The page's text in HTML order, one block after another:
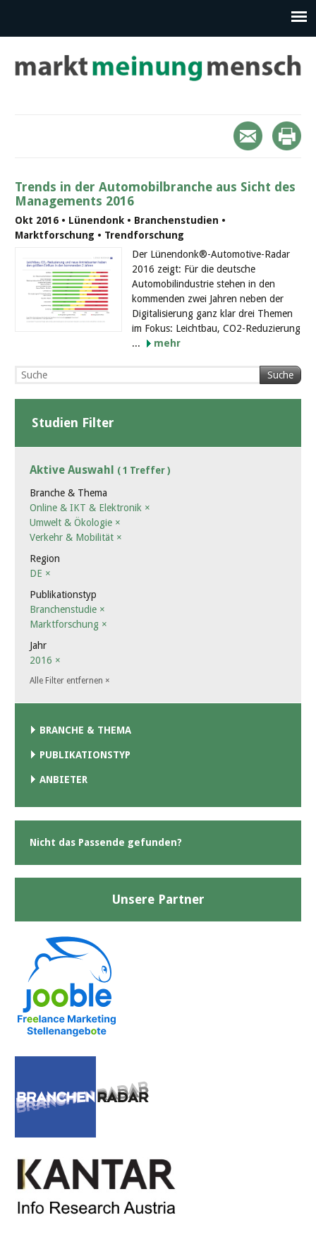
Trends in der Automobilbranche aus Sicht des
Managements 2016
Okt 2016 • Lünendonk • Branchenstudien •
Marktforschung • Trendforschung
Der Lünendonk®-Automotive-Radar
2016 zeigt: Für die deutsche
Automobilindustrie stehen in den
kommenden zwei Jahren neben der
Digitalisierung ganz klar drei Themen
im Fokus: Leichtbau, CO2-Reduzierung
...
mehr
Suche
Studien Filter
Aktive Auswahl ( 1 Treffer )
Branche & Thema
Online & IKT & Elektronik ×
Umwelt & Ökologie ×
Verkehr & Mobilität ×
Region
DE ×
Publikationstyp
Branchenstudie ×
Marktforschung ×
Jahr
2016 ×
Alle Filter entfernen ×
BRANCHE & THEMA
PUBLIKATIONSTYP
ANBIETER
Nicht das Passende gefunden?
Unsere Partner